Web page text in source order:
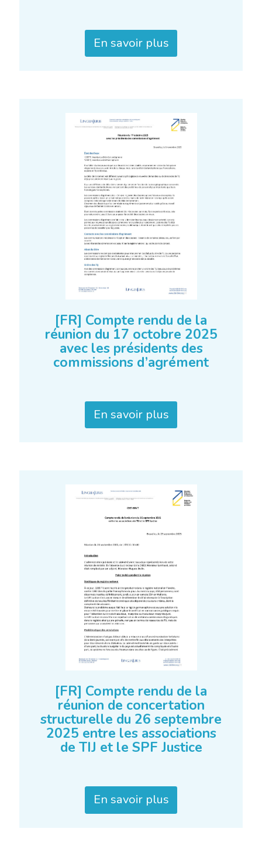
En savoir plus
[FR] Compte rendu de la
réunion du 17 octobre 2025
avec les présidents des
commissions d’agrément
En savoir plus
[FR] Compte rendu de la
réunion de concertation
structurelle du 26 septembre
2025 entre les associations
de TIJ et le SPF Justice
En savoir plus